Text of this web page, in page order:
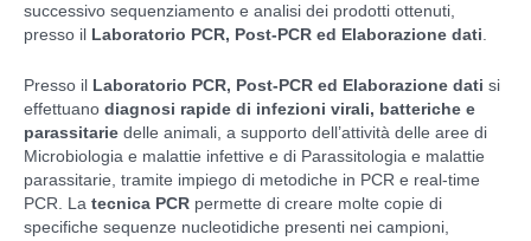
successivo sequenziamento e analisi dei prodotti ottenuti,
presso il Laboratorio PCR, Post-PCR ed Elaborazione dati
Presso il Laboratorio PCR, Post-PCR ed Elaborazione dati si
effettuano diagnosi rapide di infezioni virali, batteriche e
parassitarie delle animali, a supporto dell’attività delle aree di
Microbiologia e malattie infettive e di Parassitologia e malattie
parassitarie, tramite impiego di metodiche in PCR e real-time
PCR. La tecnica PCR permette di creare molte copie di
specifiche sequenze nucleotidiche presenti nei campioni,